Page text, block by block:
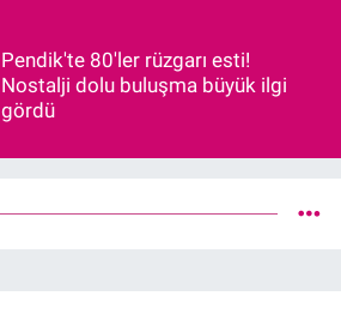
Pendik'te 80'ler rüzgarı esti!
Nostalji dolu buluşma büyük ilgi
gördü